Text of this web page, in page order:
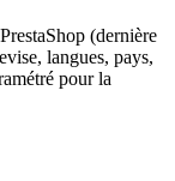
(dernière
langues, pays,
pour la